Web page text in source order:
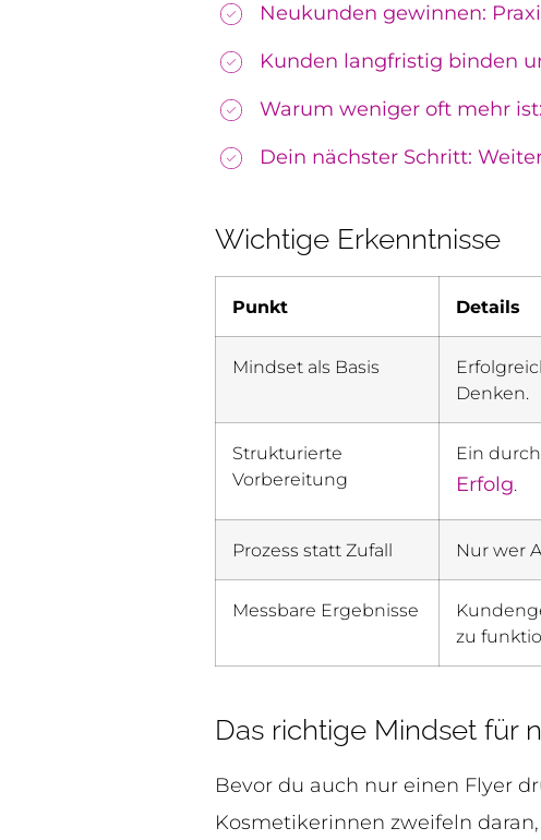
Neukunden gewinnen:
Kunden langfristig binden
Warum weniger oft mehr
Dein nächster Schritt:
Wichtige Erkenntnisse
Punkt Details
Mindset als Basis
Denken.
Strukturierte
Vorbereitung
Ein
Erfolg.
Prozess statt Zufall Nur wer
Messbare Ergebnisse
zu
Das richtige Mindset für
Bevor du auch nur einen Flyer
Kosmetikerinnen zweifeln